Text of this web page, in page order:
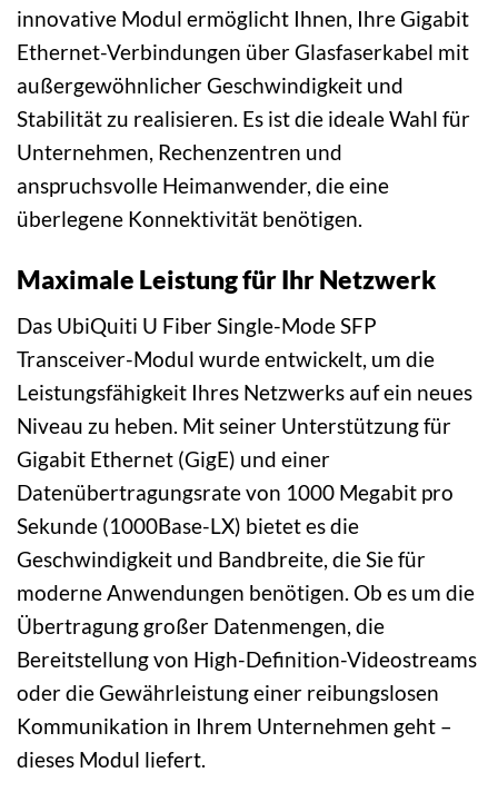
innovative Modul ermöglicht Ihnen, Ihre Gigabit
Ethernet-Verbindungen über Glasfaserkabel mit
außergewöhnlicher Geschwindigkeit und
Stabilität zu realisieren. Es ist die ideale Wahl für
Unternehmen, Rechenzentren und
anspruchsvolle Heimanwender, die eine
überlegene Konnektivität benötigen.
Maximale Leistung für Ihr Netzwerk
Das UbiQuiti U Fiber Single-Mode SFP
Transceiver-Modul wurde entwickelt, um die
Leistungsfähigkeit Ihres Netzwerks auf ein neues
Niveau zu heben. Mit seiner Unterstützung für
Gigabit Ethernet (GigE) und einer
Datenübertragungsrate von 1000 Megabit pro
Sekunde (1000Base-LX) bietet es die
Geschwindigkeit und Bandbreite, die Sie für
moderne Anwendungen benötigen. Ob es um die
Übertragung großer Datenmengen, die
Bereitstellung von High-Definition-Videostreams
oder die Gewährleistung einer reibungslosen
Kommunikation in Ihrem Unternehmen geht –
dieses Modul liefert.